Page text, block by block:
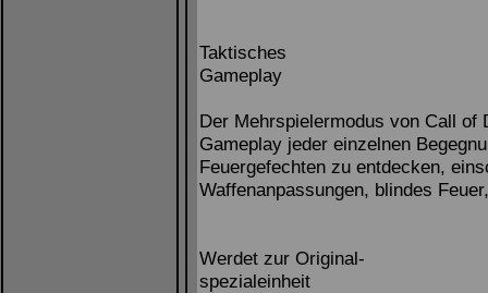
Taktisches
Gameplay
Der Mehrspielermodus von Call
Gameplay jeder einzelnen
Feuergefechten zu entdecken,
Waffenanpassungen, blindes
Werdet zur Original-
spezialeinheit